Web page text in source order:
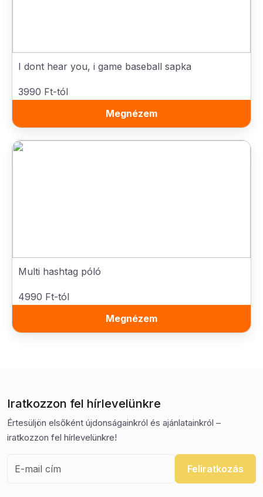
I dont hear you, i game baseball sapka
3990 Ft-tól
Megnézem
Multi hashtag póló
4990 Ft-tól
Megnézem
Iratkozzon fel hírlevelünkre
Értesüljön elsőként újdonságainkról és ajánlatainkról –
iratkozzon fel hírlevelünkre!
Feliratkozás